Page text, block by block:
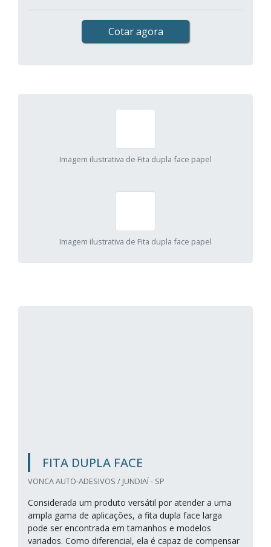
Cotar agora
Imagem ilustrativa de Fita dupla face papel
Imagem ilustrativa de Fita dupla face papel
FITA DUPLA FACE
VONCA AUTO-ADESIVOS / JUNDIAÍ - SP
Considerada um produto versátil por atender a uma
ampla gama de aplicações, a fita dupla face larga
pode ser encontrada em tamanhos e modelos
variados. Como diferencial, ela é capaz de compensar